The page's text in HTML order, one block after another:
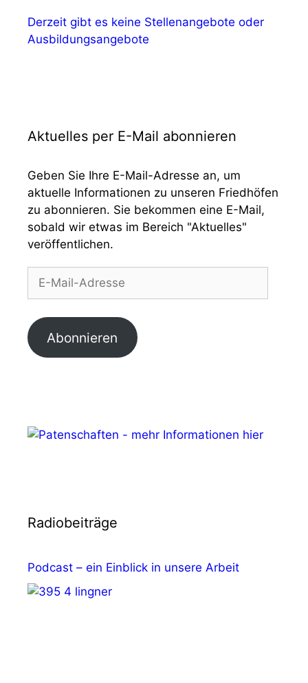
Derzeit gibt es keine Stellenangebote oder
Ausbildungsangebote
Aktuelles per E-Mail abonnieren
Geben Sie Ihre E-Mail-Adresse an, um
aktuelle Informationen zu unseren Friedhöfen
zu abonnieren. Sie bekommen eine E-Mail,
sobald wir etwas im Bereich "Aktuelles"
veröffentlichen.
Mail-
Adresse
Abonnieren
Radiobeiträge
Podcast – ein Einblick in unsere Arbeit